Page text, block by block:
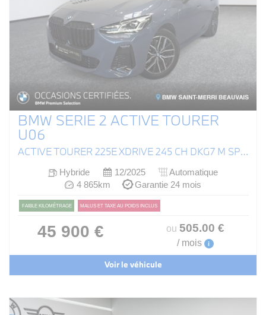
BMW SERIE 2 ACTIVE TOURER
U06
ACTIVE TOURER 225E XDRIVE 245 CH DKG7 M SPORT
Hybride 12/2025
Automatique
4 865km
Garantie 24 mois
FAIBLE KILOMÉTRAGE MALUS ET TAXE AU POIDS INCLUS
45 900 € ou 505.00 €
/ mois i
Voir le véhicule